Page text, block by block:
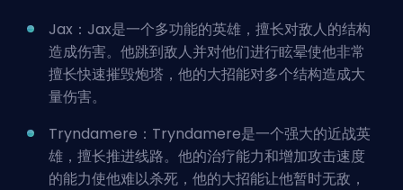
Jax：Jax是一个多功能的英雄，擅长对敌人的结构
造成伤害。他跳到敌人并对他们进行眩晕使他非常
擅长快速摧毁炮塔，他的大招能对多个结构造成大
量伤害。
Tryndamere：Tryndamere是一个强大的近战英
雄，擅长推进线路。他的治疗能力和增加攻击速度
的能力使他难以杀死，他的大招能让他暂时无敌，